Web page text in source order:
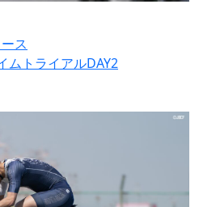
ス
ムトライアルDAY2